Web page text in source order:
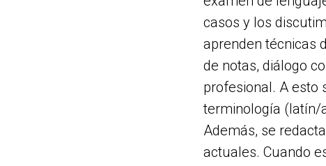
casos y los
aprenden técnicas
de notas, diálogo
profesional. A esto
terminología (latín/
Además, se
actuales. Cuando